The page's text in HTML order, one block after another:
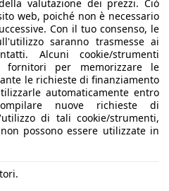
valutazione dei prezzi. Ciò
web, poiché non è necessario
Con il tuo consenso, le
saranno trasmesse ai
Alcuni cookie/strumenti
fornitori per memorizzare le
le richieste di finanziamento
automaticamente entro
nuove richieste di
di tali cookie/strumenti,
possono essere utilizzate in